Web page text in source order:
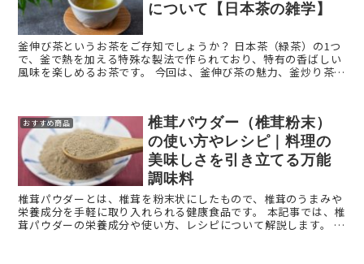
について【日本茶の雑学】
釜伸び茶というお茶をご存知でしょうか？ 日本茶（緑茶）の1つ
で、釜で熱を加える特殊な製法で作られており、特有の香ばしい
風味を楽しめるお茶です。 今回は、釜伸び茶の魅力、釜炒り茶や
おすすめ商品
椎茸パウダー（椎茸粉末）
の使い方やレシピ｜料理の
美味しさを引き立てる万能
調味料
椎茸パウダーとは、椎茸を粉末状にしたもので、椎茸のうまみや
栄養成分を手軽に取り入れられる健康食品です。 本記事では、椎
茸パウダーの栄養成分や使い方、レシピについて解説します。 椎